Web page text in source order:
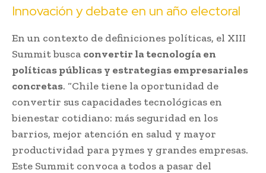
Innovación y debate en un año electoral
En un contexto de definiciones políticas, el XIII
Summit busca convertir la tecnología en
políticas públicas y estrategias empresariales
concretas. “Chile tiene la oportunidad de
convertir sus capacidades tecnológicas en
bienestar cotidiano: más seguridad en los
barrios, mejor atención en salud y mayor
productividad para pymes y grandes empresas.
Este Summit convoca a todos a pasar del